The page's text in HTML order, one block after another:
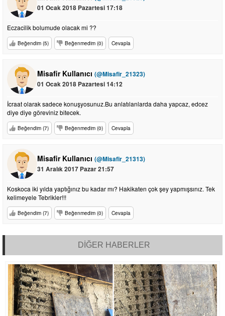
01 Ocak 2018 Pazartesi 17:18
Eczacilik bolumude olacak mi ??
Beğendim (5) Beğenmedim (0) Cevapla
Misafir Kullanıcı (@Misafir_21323)
01 Ocak 2018 Pazartesi 14:12
İcraat olarak sadece konuşyosunuz.Bu anlatılanlarda daha yapcaz, edcez
diye diye göreviniz bitecek.
Beğendim (7) Beğenmedim (0) Cevapla
Misafir Kullanıcı (@Misafir_21313)
31 Aralık 2017 Pazar 21:57
Koskoca iki yılda yaptığınız bu kadar mı? Hakikaten çok şey yapmışsınız. Tek
kelimeyele Tebrikler!!!
Beğendim (7) Beğenmedim (0) Cevapla
DİĞER HABERLER